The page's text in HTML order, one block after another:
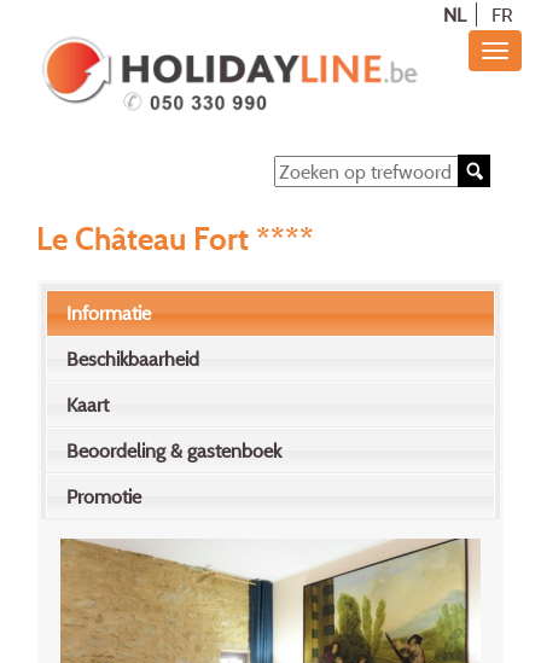
NL FR
Le Château Fort ****
Informatie
Beschikbaarheid
Kaart
Beoordeling & gastenboek
Promotie